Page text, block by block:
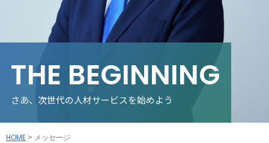
THE BEGINNING
さあ、次世代の人材サービスを始めよう
HOME メッセージ